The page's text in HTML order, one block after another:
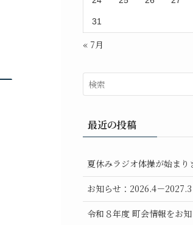
31
« 7月
最近の投稿
夏休みラジオ体操が始まり
お知らせ：2026.4－2027.3
令和８年度 町会情報をお知